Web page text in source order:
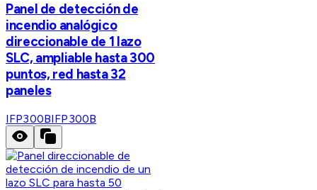
Panel de detección de
incendio analógico
direccionable de 1 lazo
SLC, ampliable hasta 300
puntos, red hasta 32
paneles
IFP300BIFP300B